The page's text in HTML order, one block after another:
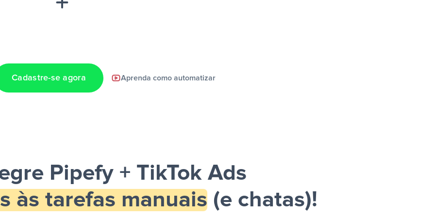
notificação ser
Cadastre-se agora Aprenda como automatizar
Pipefy + TikTok Ads
às tarefas manuais (e chatas)!